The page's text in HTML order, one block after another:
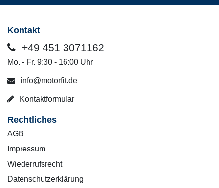
Kontakt
+49 451 3071162
Mo. - Fr. 9:30 - 16:00 Uhr
info@motorfit.de
Kontaktformular
Rechtliches
AGB
Impressum
Wiederrufsrecht
Datenschutzerklärung